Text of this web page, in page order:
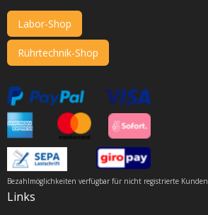
Labor-Shop
Rührtechnik-Shop
Bezahlmöglichkeiten verfügbar für nicht registrierte Kunden
Links